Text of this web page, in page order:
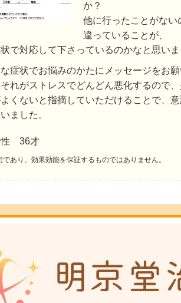
か？
他に行ったことがな
違っていることが、
で対応して下さっているのかなと思いま
な症状でお悩みのかたにメッセージをお
れがストレスでどんどん悪化するので、
くないと指摘していただけることで、意
ました。
36才
あり、効果効能を保証するものではありません。